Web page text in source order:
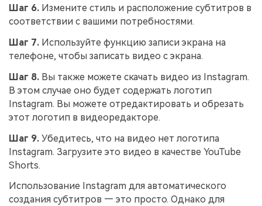
Шаг 6. Измените стиль и расположение субтитров в
соответствии с вашими потребностями.
Шаг 7. Используйте функцию записи экрана на
телефоне, чтобы записать видео с экрана.
Шаг 8. Вы также можете скачать видео из Instagram.
В этом случае оно будет содержать логотип
Instagram. Вы можете отредактировать и обрезать
этот логотип в видеоредакторе.
Шаг 9. Убедитесь, что на видео нет логотипа
Instagram. Загрузите это видео в качестве YouTube
Shorts.
Использование Instagram для автоматического
создания субтитров — это просто. Однако для